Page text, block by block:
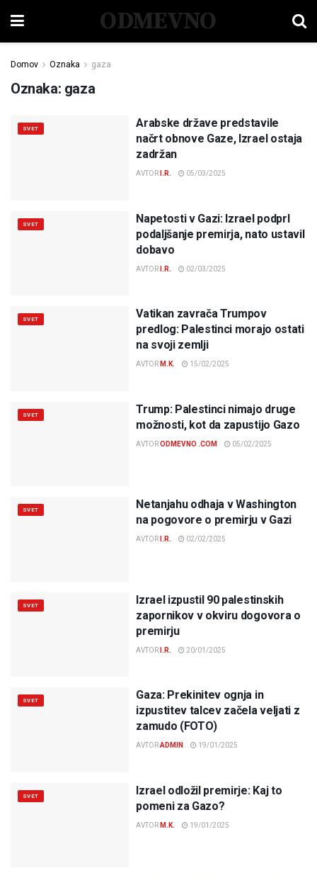
ODMEVNO
Domov Oznaka gaza
Oznaka: gaza
SVET
Arabske države predstavile
načrt obnove Gaze, Izrael ostaja
zadržan
AVTOR I.R. 05/03/2025
SVET
Napetosti v Gazi: Izrael podprl
podaljšanje premirja, nato ustavil
dobavo
AVTOR I.R. 02/03/2025
SVET
Vatikan zavrača Trumpov
predlog: Palestinci morajo ostati
na svoji zemlji
AVTOR M.K. 15/02/2025
SVET
Trump: Palestinci nimajo druge
možnosti, kot da zapustijo Gazo
AVTORODMEVNO .COM 05/02/2025
SVET
Netanjahu odhaja v Washington
na pogovore o premirju v Gazi
AVTOR I.R. 02/02/2025
SVET
Izrael izpustil 90 palestinskih
zapornikov v okviru dogovora o
premirju
AVTOR I.R. 20/01/2025
SVET
Gaza: Prekinitev ognja in
izpustitev talcev začela veljati z
zamudo (FOTO)
AVTORADMIN 19/01/2025
SVET
Izrael odložil premirje: Kaj to
pomeni za Gazo?
AVTOR M.K. 19/01/2025